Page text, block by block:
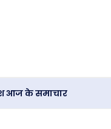
आज के समाचार